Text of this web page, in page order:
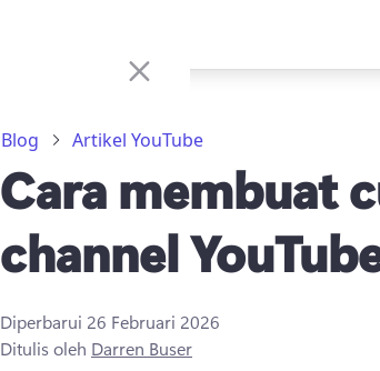
Blog Artikel YouTube
Cara membuat
channel
Diperbarui 26 Februari 2026
Ditulis oleh Darren Buser